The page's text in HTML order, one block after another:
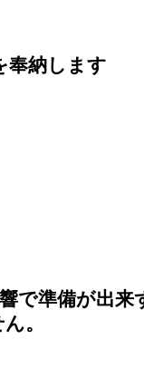
奉納します
で準備が出来
。